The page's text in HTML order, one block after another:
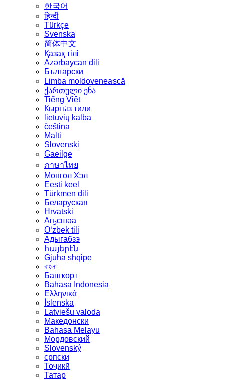
한국어
हिन्दी
Türkçe
Svenska
简体中文
Қазақ тілі
Azərbaycan dili
Български
Limba moldovenească
ქართული ენა
Tiếng Việt
Кыргы́з тили
lietuvių kalba
čeština
Malti
Slovenski
Gaeilge
ภาษาไทย
Монгол Хэл
Eesti keel
Türkmen dili
Беларуская
Hrvatski
Аҧсшәа
Oʻzbek tili
Адыгабзэ
հայերէն
Gjuha shqipe
বাংলা
Башҡорт
Bahasa Indonesia
Ελληνικά
Íslenska
Latviešu valoda
Македонски
Bahasa Melayu
Мордовский
Slovenský
српски
Тоҷикӣ
Татар